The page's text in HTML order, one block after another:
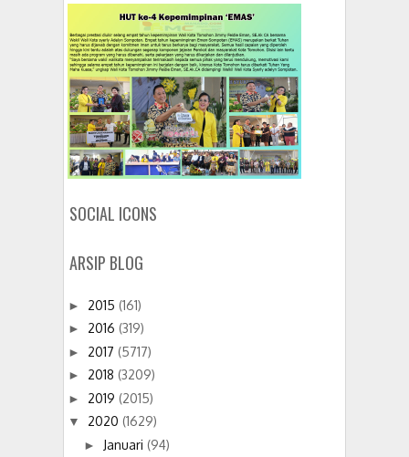
SOCIAL ICONS
ARSIP BLOG
► 2015 (161)
► 2016 (319)
► 2017 (5717)
► 2018 (3209)
► 2019 (2015)
▼ 2020 (1629)
► Januari (94)